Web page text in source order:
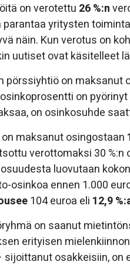
on verotettu 26 %:n
parantaa yritysten
näin. Kun verotus on
uutiset ovat käsitelleet
pörssiyhtiö on
on
on osinkosuhde
maksanut osingostaan
verottomaksi 30
luovutaan
osinkoa ennen 1.000
104 euroa eli 12,9
on saanut
erityisen
sijoittanut osakkeisiin,